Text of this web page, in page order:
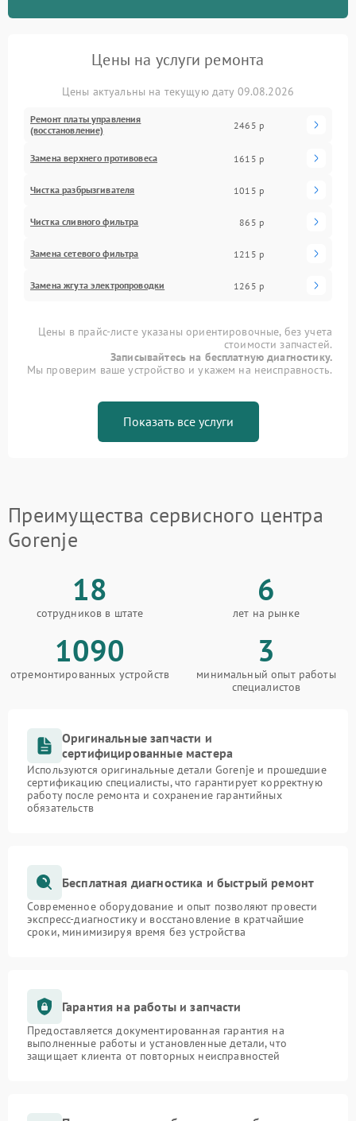
Цены на услуги ремонта
Цены актуальны на текущую дату 09.08.2026
Ремонт платы управления
(восстановление)
2465 р
Замена верхнего противовеса 1615 р
Чистка разбрызгивателя 1015 р
Чистка сливного фильтра 865 р
Замена сетевого фильтра 1215 р
Замена жгута электропроводки 1265 р
Цены в прайс-листе указаны ориентировочные, без учета
стоимости запчастей.
Записывайтесь на бесплатную диагностику.
Мы проверим ваше устройство и укажем на неисправность.
Показать все услуги
Преимущества сервисного центра
Gorenje
18
сотрудников в штате
6
лет на рынке
1090
отремонтированных устройств
3
минимальный опыт работы
специалистов
Оригинальные запчасти и
сертифицированные мастера
Используются оригинальные детали Gorenje и прошедшие
сертификацию специалисты, что гарантирует корректную
работу после ремонта и сохранение гарантийных
обязательств
Бесплатная диагностика и быстрый ремонт
Современное оборудование и опыт позволяют провести
экспресс-диагностику и восстановление в кратчайшие
сроки, минимизируя время без устройства
Гарантия на работы и запчасти
Предоставляется документированная гарантия на
выполненные работы и установленные детали, что
защищает клиента от повторных неисправностей